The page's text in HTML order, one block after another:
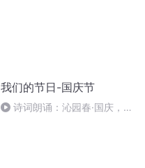
我们的节日-国庆节
诗词朗诵：沁园春·国庆，朗